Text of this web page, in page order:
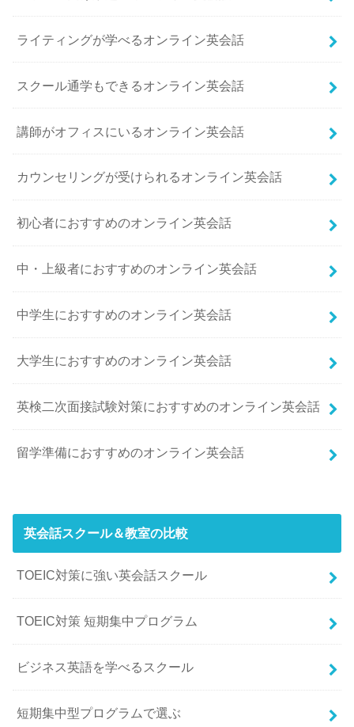
ライティングが学べるオンライン英会話
スクール通学もできるオンライン英会話
講師がオフィスにいるオンライン英会話
カウンセリングが受けられるオンライン英会話
初心者におすすめのオンライン英会話
中・上級者におすすめのオンライン英会話
中学生におすすめのオンライン英会話
大学生におすすめのオンライン英会話
英検二次面接試験対策におすすめのオンライン英会話
留学準備におすすめのオンライン英会話
英会話スクール＆教室の比較
TOEIC対策に強い英会話スクール
TOEIC対策 短期集中プログラム
ビジネス英語を学べるスクール
短期集中型プログラムで選ぶ